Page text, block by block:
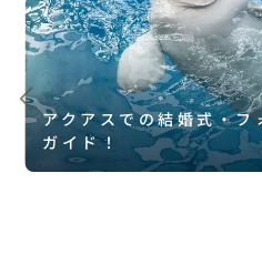
アクアスでの結婚式・
ガイド！